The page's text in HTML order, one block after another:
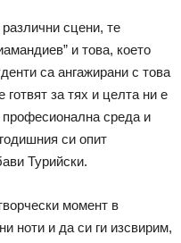
сцени, те
и това, което
са ангажирани с това
за тях и целта ни е
среда и
си опит
Турийски.
момент в
ноти и да си ги изсвирим,